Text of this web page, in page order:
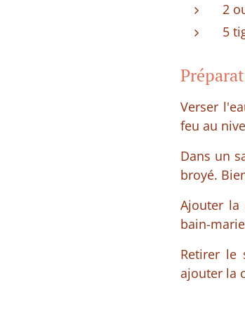
2
5
Verser
feu au
Dans un
broyé.
Ajouter la
bain-
Retirer le
ajouter la